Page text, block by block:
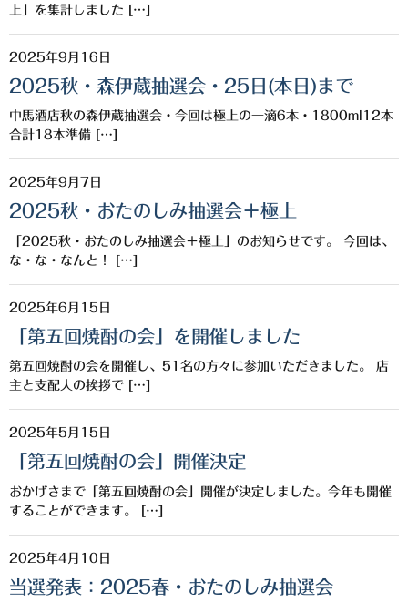
甲斐商店
本坊酒造
小正醸造
三岳酒造
久保酒造
宮田本店
さつま無双
丸西酒造
神川酒造
吹上焼酎
白金酒造
三和酒類
上」を集計しました […]
2025年9月16日
2025秋・森伊蔵抽選会・25日(本日)まで
中馬酒店秋の森伊蔵抽選会・今回は極上の一滴6本・1800ml12本
合計18本準備 […]
2025年9月7日
2025秋・おたのしみ抽選会＋極上
「2025秋・おたのしみ抽選会＋極上」のお知らせです。 今回は、
な・な・なんと！ […]
2025年6月15日
「第五回焼酎の会」を開催しました
第五回焼酎の会を開催し、51名の方々に参加いただきました。 店
主と支配人の挨拶で […]
2025年5月15日
「第五回焼酎の会」開催決定
おかげさまで「第五回焼酎の会」開催が決定しました。今年も開催
することができます。 […]
2025年4月10日
当選発表：2025春・おたのしみ抽選会